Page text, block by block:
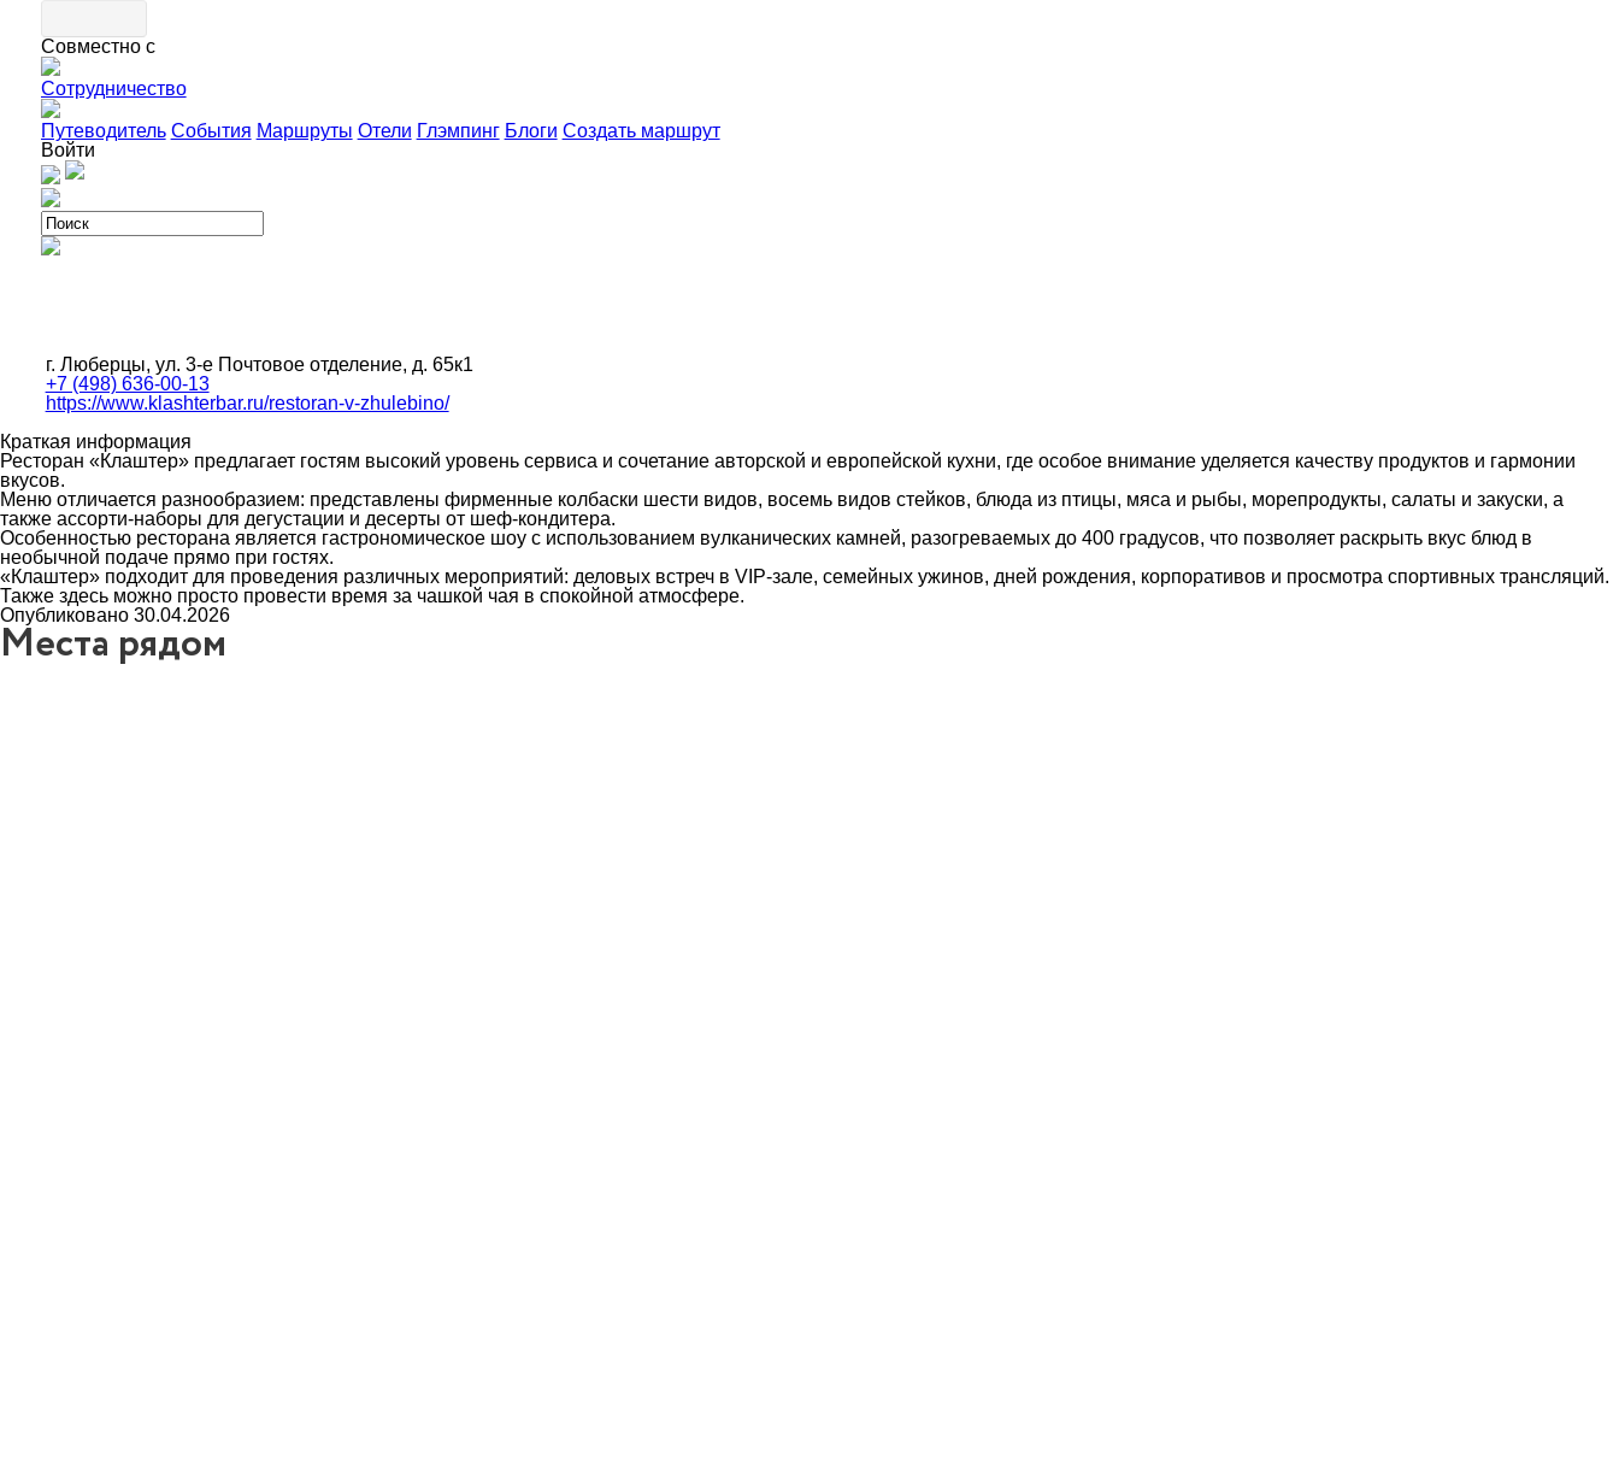
Совместно с
Сотрудничество
Путеводитель События Маршруты Отели Глэмпинг Блоги Создать маршрут
Войти
г. Люберцы, ул. 3-е Почтовое отделение, д. 65к1
+7 (498) 636-00-13
https://www.klashterbar.ru/restoran-v-zhulebino/
Краткая информация
Ресторан «Клаштер» предлагает гостям высокий уровень сервиса и сочетание авторской и европейской кухни, где особое внимание уделяется качеству продуктов и гармонии
вкусов.
Меню отличается разнообразием: представлены фирменные колбаски шести видов, восемь видов стейков, блюда из птицы, мяса и рыбы, морепродукты, салаты и закуски, а
также ассорти-наборы для дегустации и десерты от шеф-кондитера.
Особенностью ресторана является гастрономическое шоу с использованием вулканических камней, разогреваемых до 400 градусов, что позволяет раскрыть вкус блюд в
необычной подаче прямо при гостях.
«Клаштер» подходит для проведения различных мероприятий: деловых встреч в VIP-зале, семейных ужинов, дней рождения, корпоративов и просмотра спортивных трансляций.
Также здесь можно просто провести время за чашкой чая в спокойной атмосфере.
Опубликовано 30.04.2026
Места рядом